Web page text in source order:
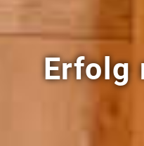
Erfolg